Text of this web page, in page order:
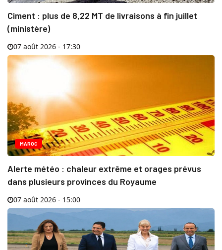
Ciment : plus de 8,22 MT de livraisons à fin juillet
(ministère)
07 août 2026 - 17:30
MAROC
Alerte météo : chaleur extrême et orages prévus
dans plusieurs provinces du Royaume
07 août 2026 - 15:00